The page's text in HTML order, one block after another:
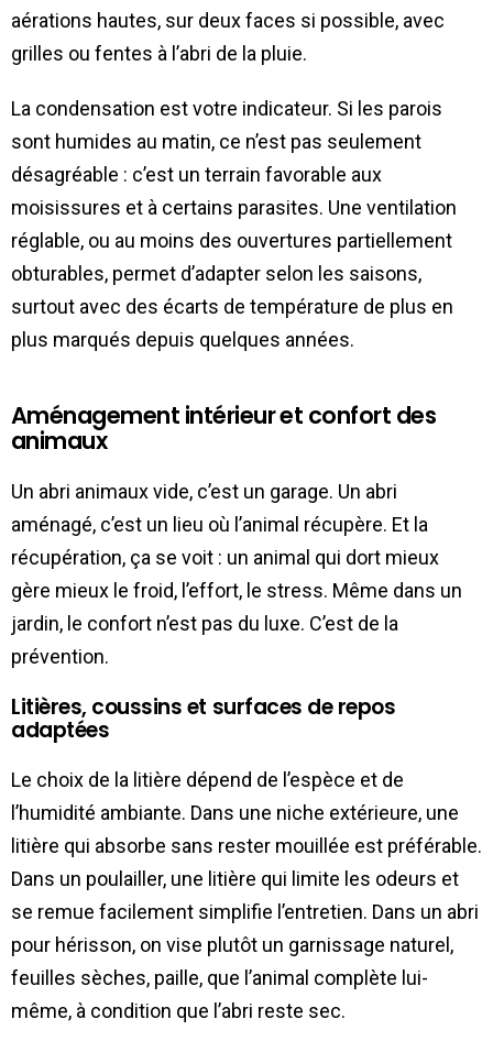
aérations hautes, sur deux faces si possible, avec
grilles ou fentes à l’abri de la pluie.
La condensation est votre indicateur. Si les parois
sont humides au matin, ce n’est pas seulement
désagréable : c’est un terrain favorable aux
moisissures et à certains parasites. Une ventilation
réglable, ou au moins des ouvertures partiellement
obturables, permet d’adapter selon les saisons,
surtout avec des écarts de température de plus en
plus marqués depuis quelques années.
Aménagement intérieur et confort des
animaux
Un abri animaux vide, c’est un garage. Un abri
aménagé, c’est un lieu où l’animal récupère. Et la
récupération, ça se voit : un animal qui dort mieux
gère mieux le froid, l’effort, le stress. Même dans un
jardin, le confort n’est pas du luxe. C’est de la
prévention.
Litières, coussins et surfaces de repos
adaptées
Le choix de la litière dépend de l’espèce et de
l’humidité ambiante. Dans une niche extérieure, une
litière qui absorbe sans rester mouillée est préférable.
Dans un poulailler, une litière qui limite les odeurs et
se remue facilement simplifie l’entretien. Dans un abri
pour hérisson, on vise plutôt un garnissage naturel,
feuilles sèches, paille, que l’animal complète lui-
même, à condition que l’abri reste sec.